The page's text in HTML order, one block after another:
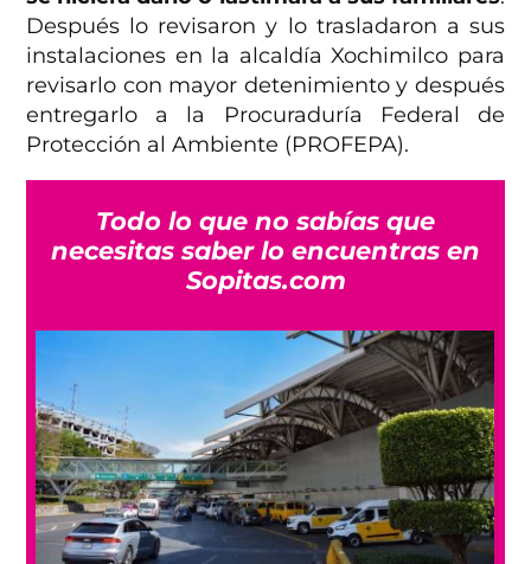
Después lo revisaron y lo trasladaron a sus
instalaciones en la alcaldía Xochimilco para
revisarlo con mayor detenimiento y después
entregarlo a la Procuraduría Federal de
Protección al Ambiente (PROFEPA).
Todo lo que no sabías que
necesitas saber lo encuentras en
Sopitas.com